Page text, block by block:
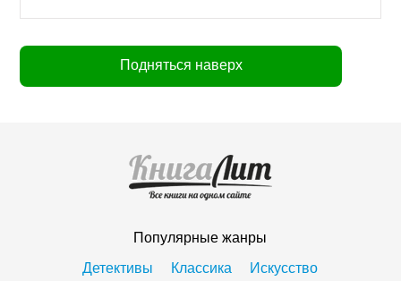
Подняться наверх
Популярные жанры
Детективы
Классика
Искусство